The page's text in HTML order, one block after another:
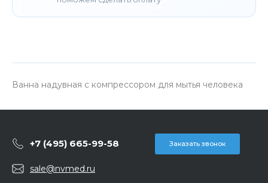
Ванна надувная с компрессором для мытья человека
+7 (495) 665-99-58 Заказать звонок
sale@nvmed.ru